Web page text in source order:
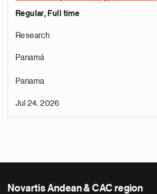
Regular, Full time
Research
Panamá
Panama
Jul 24, 2026
Novartis Andean & CAC region